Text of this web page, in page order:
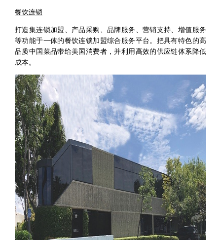
餐饮连锁
打造集连锁加盟、产品采购、品牌服务、营销支持、增值服务
等功能于一体的餐饮连锁加盟综合服务平台。把具有特色的高
品质中国菜品带给美国消费者，并利用高效的供应链体系降低
成本。